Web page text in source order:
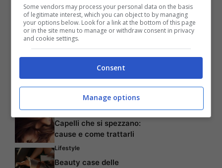
Bellezza
Ritmi frenetici e pelle:
come proteggere il viso
Bellezza
Creme viso idratanti per
della pelle
Capelli
Capelli che si spezzano:
cause e come trattarli
Lifestyle
Beauty case delle
Some vendors may process your personal data on the basis
of legitimate interest, which you can object to by managing
your options below. Look for a link at the bottom of this page
or in the site menu to manage or withdraw consent in privacy
and cookie settings.
Consent
Manage options